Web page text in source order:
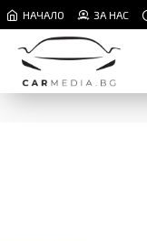
НАЧАЛО ЗА НАС